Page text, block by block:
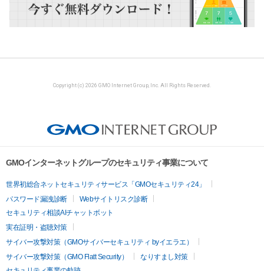
Copyright (c) 2026 GMO Internet Group, Inc. All Rights Reserved.
GMOインターネットグループのセキュリティ事業について
世界初総合ネットセキュリティサービス「GMOセキュリティ24」
パスワード漏洩診断
Webサイトリスク診断
セキュリティ相談AIチャットボット
実在証明・盗聴対策
サイバー攻撃対策（GMOサイバーセキュリティ byイエラエ）
サイバー攻撃対策（GMO Flatt Security）
なりすまし対策